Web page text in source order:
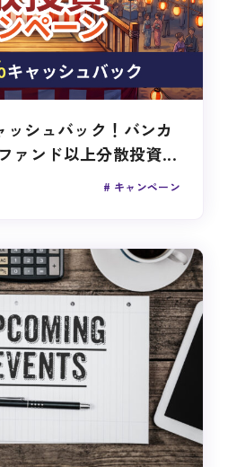
ッシュバック！バンカ
ァンド以上分散投資...
キャンペーン